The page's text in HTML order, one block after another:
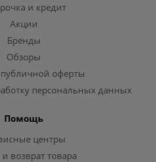
и кредит
Акции
Бренды
Обзоры
оферты
персональных данных
Помощь
центры
возврат товара